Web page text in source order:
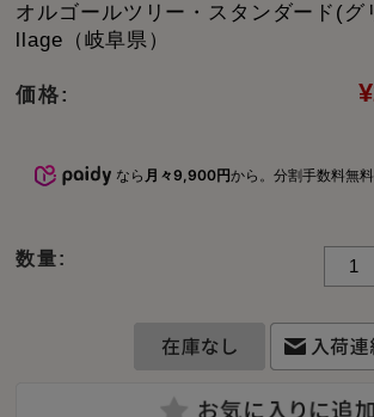
オルゴールツリー・スタンダード(グ
llage（岐阜県）
価格:
なら 月々9,900円から。分割手数料無
数量: